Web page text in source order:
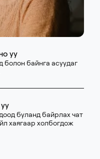
уу
болон байнга асуудаг
буланд байрлах чат
хаягаар холбогдож